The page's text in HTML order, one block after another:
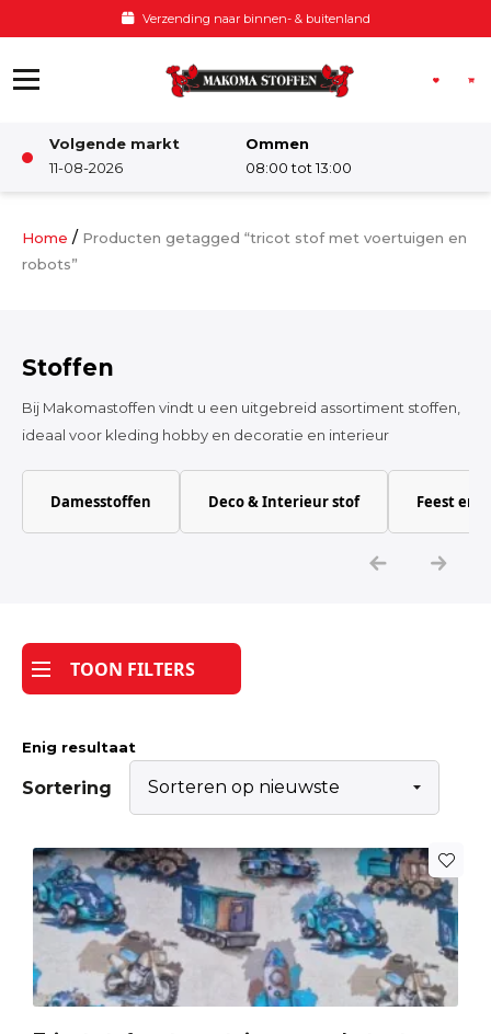
Verzending naar binnen- & buitenland
Volgende markt
11-08-2026
Ommen
08:00 tot 13:00
Damesstoffen
Kinderkamer
Katoen
Tijdpakker stof
Home / Producten getagged “tricot stof met voertuigen en
robots”
Stoffen
Bij Makomastoffen vindt u een uitgebreid assortiment stoffen,
ideaal voor kleding hobby en decoratie en interieur
Damesstoffen Deco & Interieur stof Feest en
TOON FILTERS
Enig resultaat
Sortering